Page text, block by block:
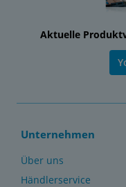
Aktuelle
Unternehmen
Über uns
Händlerservice